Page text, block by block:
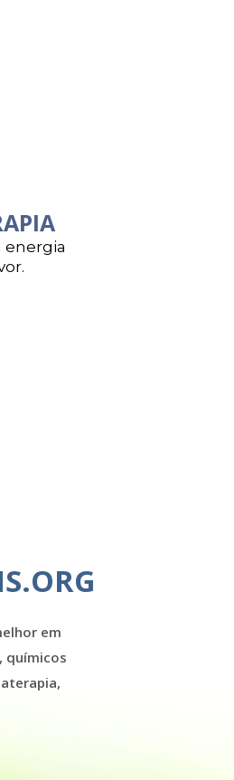
energia
em
químicos